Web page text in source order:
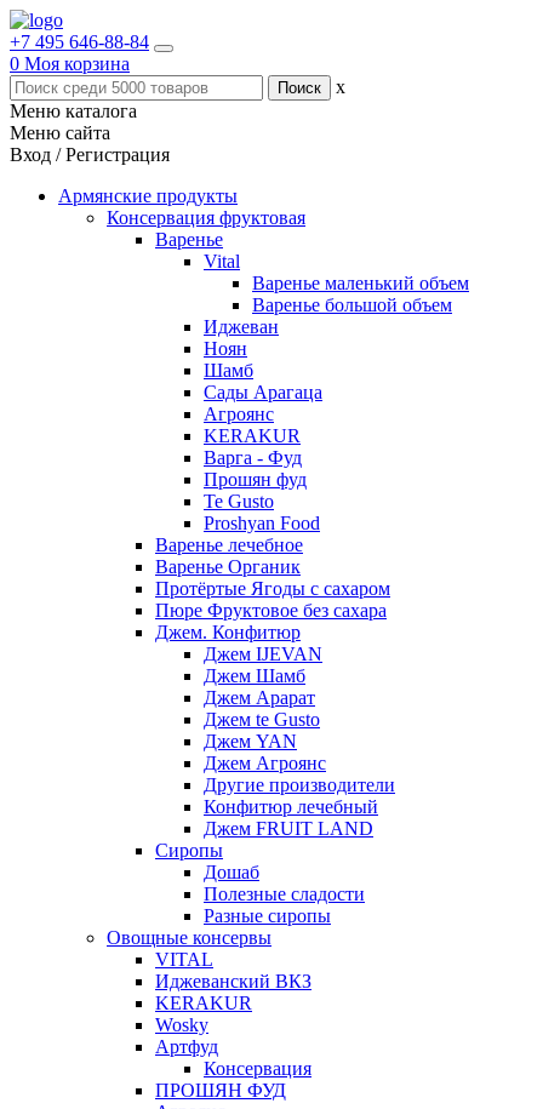
+7 495 646-88-84
0 Моя корзина
x
Меню каталога
Меню сайта
Вход / Регистрация
Армянские продукты
Консервация фруктовая
Варенье
Vital
Варенье маленький объем
Варенье большой объем
Иджеван
Ноян
Шамб
Сады Арагаца
Агроянс
KERAKUR
Варга - Фуд
Прошян фуд
Te Gusto
Proshyan Food
Варенье лечебное
Варенье Органик
Протёртые Ягоды с сахаром
Пюре Фруктовое без сахара
Джем. Конфитюр
Джем IJEVAN
Джем Шамб
Джем Арарат
Джем te Gusto
Джем YAN
Джем Агроянс
Другие производители
Конфитюр лечебный
Джем FRUIT LAND
Сиропы
Дошаб
Полезные сладости
Разные сиропы
Овощные консервы
VITAL
Иджеванский ВКЗ
KERAKUR
Wosky
Артфуд
Консервация
ПРОШЯН ФУД